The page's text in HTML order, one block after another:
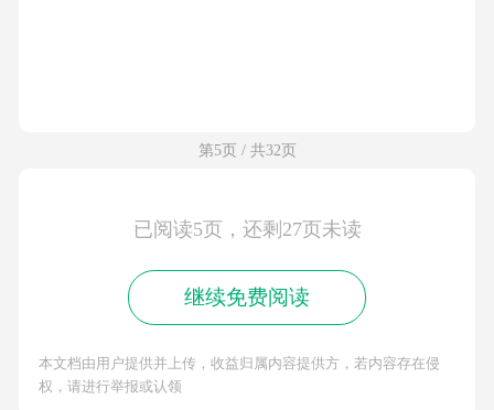
第5页 / 共32页
已阅读5页，还剩27页未读
继续免费阅读
本文档由用户提供并上传，收益归属内容提供方，若内容存在侵
权，请进行举报或认领